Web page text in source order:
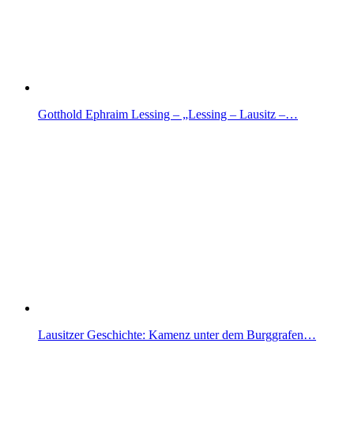
Gotthold Ephraim Lessing – „Lessing – Lausitz –…
Lausitzer Geschichte: Kamenz unter dem Burggrafen…